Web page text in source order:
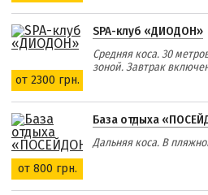
от 2300 грн.
SPA-клуб «ДИОДОН»
Средняя коса. 30
зоной. Завтрак
от 800 грн.
База отдыха
Дальняя коса. В